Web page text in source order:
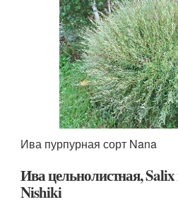
Ива пурпурная сорт Nana
Ива цельнолистная,
Nishiki